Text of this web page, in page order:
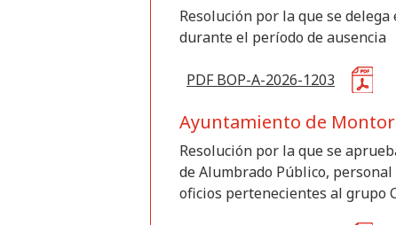
Resolución por la que se
durante el período de ausencia
PDF BOP-A-2026-1203
Ayuntamiento de
Resolución por la que se
de Alumbrado Público,
oficios pertenecientes al grupo